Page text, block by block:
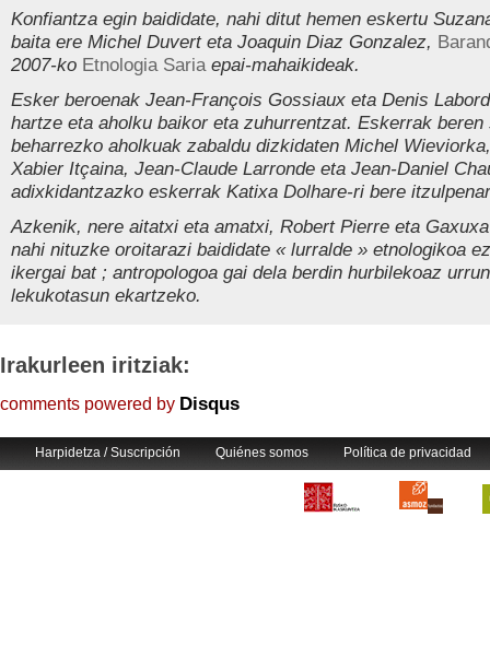
Konfiantza egin baididate, nahi ditut hemen eskertu
baita ere Michel Duvert eta Joaquin Diaz Gonzalez,
2007-ko Etnologia Sariaepai-mahaikideak.
Esker beroenak Jean-François Gossiaux eta Denis
hartze eta aholku baikor eta zuhurrentzat. Eskerrak beren
beharrezko aholkuak zabaldu dizkidaten Michel
Xabier Itçaina, Jean-Claude Larronde eta Jean-Daniel
adixkidantzazko eskerrak Katixa Dolhare-ri bere
Azkenik, nere aitatxi eta amatxi, Robert Pierre eta
nahi nituzke oroitarazi baididate « lurralde » etnologikoa
ikergai bat ; antropologoa gai dela berdin hurbilekoaz
lekukotasun ekartzeko.
Irakurleen iritziak:
comments powered by Disqus
Harpidetza / Suscripción Quiénes somos Política de privacidad